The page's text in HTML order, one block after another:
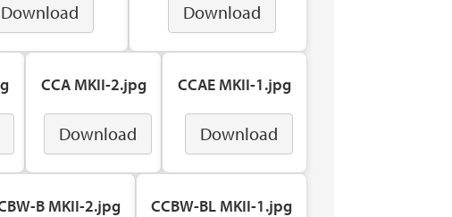
Download Download
CCA MKII-2.jpg
Download
CCAE MKII-1.jpg
Download
B MKII-2.jpg CCBW-BL MKII-1.jpg